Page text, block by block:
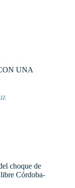
UNA
choque de
Córdoba-